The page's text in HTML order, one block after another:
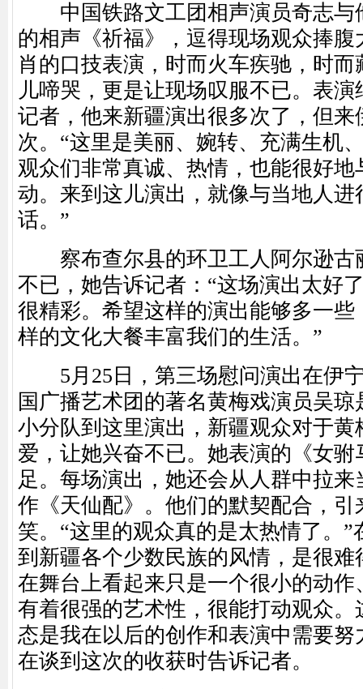
中国铁路文工团相声演员奇志与
的相声《祈福》，逗得现场观众捧
肖的口技表演，时而火车疾驰，时
儿啼哭，更是让现场叹服不已。表
记者，他来新疆演出很多次了，但来
次。“这里是美丽、婉转、充满生机
观众们非常真诚、热情，也能很好
动。来到这儿演出，就像与当地人进
话。”
察布查尔县的环卫工人阿尔逊古
不已，她告诉记者：“这场演出太好
很精彩。希望这样的演出能够多一些
样的文化大餐丰富我们的生活。”
5月25日，第三场慰问演出在伊
国广播艺术团的著名黄梅戏演员吴
小分队到这里演出，新疆观众对于黄
爱，让她兴奋不已。她表演的《女驸
足。每场演出，她还会从人群中拉
作《天仙配》。他们的默契配合，引
笑。“这里的观众真的是太热情了。”
到新疆各个少数民族的风情，是很难
在舞台上看起来只是一个很小的动作
有着很强的艺术性，很能打动观众。
态是我在以后的创作和表演中需要努
在谈到这次的收获时告诉记者。